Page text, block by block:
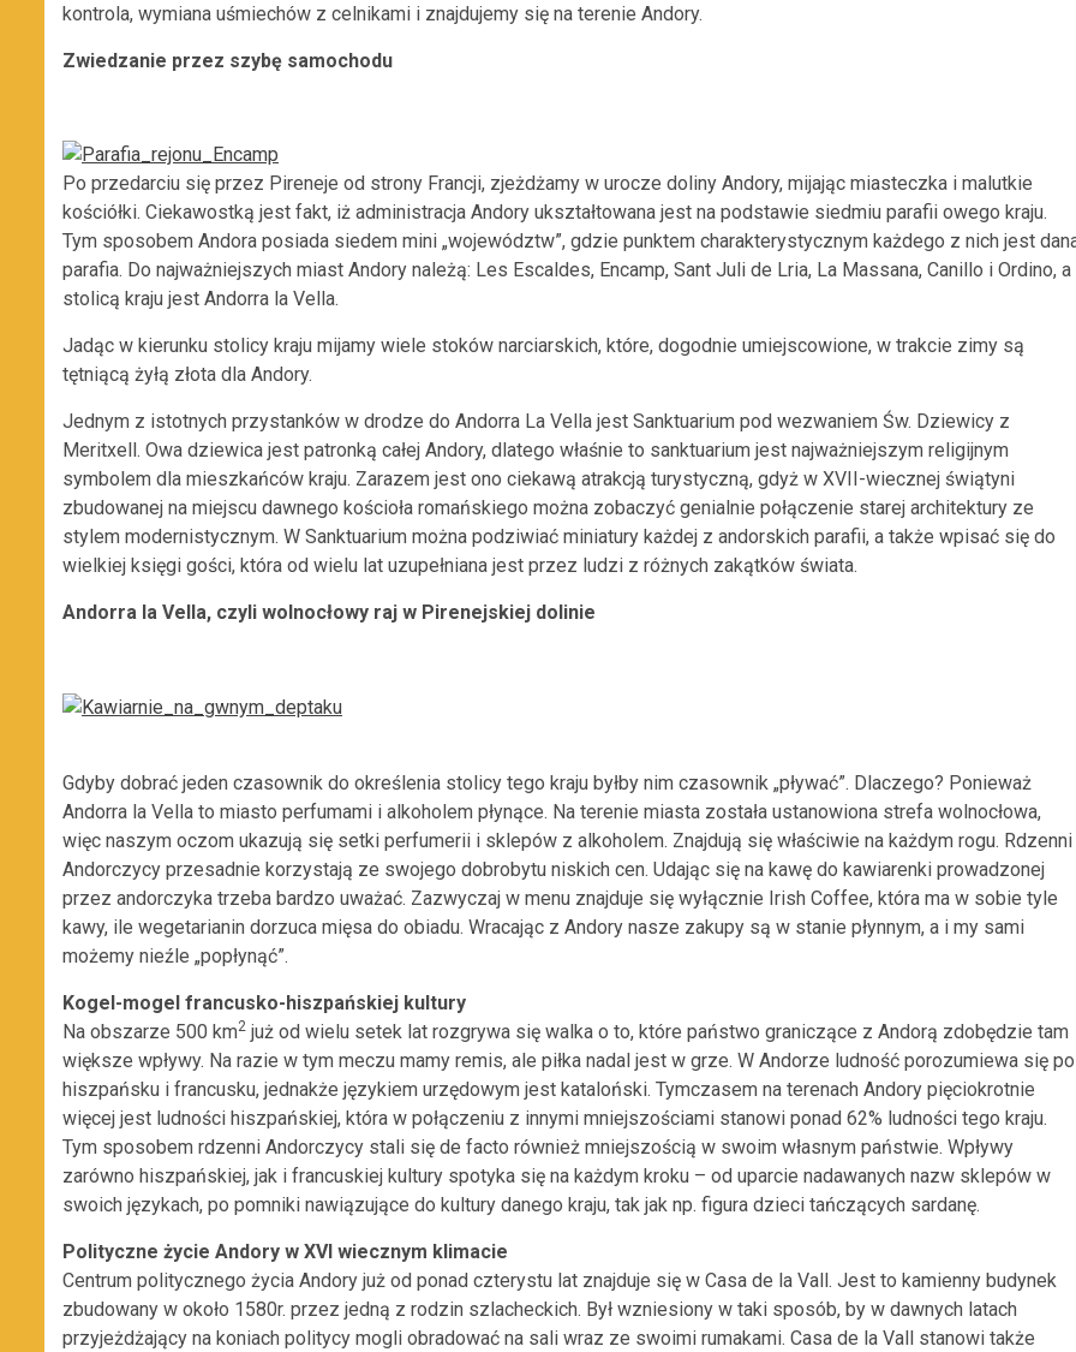
kontrola, wymiana uśmiechów z celnikami i znajdujemy się na terenie Andory.
Zwiedzanie przez szybę samochodu
Po przedarciu się przez Pireneje od strony Francji, zjeżdżamy w urocze doliny Andory, mijając miasteczka i malutkie
kościółki. Ciekawostką jest fakt, iż administracja Andory ukształtowana jest na podstawie siedmiu parafii owego kraju.
Tym sposobem Andora posiada siedem mini „województw”, gdzie punktem charakterystycznym każdego z nich jest
parafia. Do najważniejszych miast Andory należą: Les Escaldes, Encamp, Sant Juli de Lria, La Massana, Canillo i Ordino, a
stolicą kraju jest Andorra la Vella.
Jadąc w kierunku stolicy kraju mijamy wiele stoków narciarskich, które, dogodnie umiejscowione, w trakcie zimy są
tętniącą żyłą złota dla Andory.
Jednym z istotnych przystanków w drodze do Andorra La Vella jest Sanktuarium pod wezwaniem Św. Dziewicy z
Meritxell. Owa dziewica jest patronką całej Andory, dlatego właśnie to sanktuarium jest najważniejszym religijnym
symbolem dla mieszkańców kraju. Zarazem jest ono ciekawą atrakcją turystyczną, gdyż w XVII-wiecznej świątyni
zbudowanej na miejscu dawnego kościoła romańskiego można zobaczyć genialnie połączenie starej architektury ze
stylem modernistycznym. W Sanktuarium można podziwiać miniatury każdej z andorskich parafii, a także wpisać się do
wielkiej księgi gości, która od wielu lat uzupełniana jest przez ludzi z różnych zakątków świata.
Andorra la Vella, czyli wolnocłowy raj w Pirenejskiej dolinie
Gdyby dobrać jeden czasownik do określenia stolicy tego kraju byłby nim czasownik „pływać”. Dlaczego? Ponieważ
Andorra la Vella to miasto perfumami i alkoholem płynące. Na terenie miasta została ustanowiona strefa wolnocłowa,
więc naszym oczom ukazują się setki perfumerii i sklepów z alkoholem. Znajdują się właściwie na każdym rogu. Rdzenni
Andorczycy przesadnie korzystają ze swojego dobrobytu niskich cen. Udając się na kawę do kawiarenki prowadzonej
przez andorczyka trzeba bardzo uważać. Zazwyczaj w menu znajduje się wyłącznie Irish Coffee, która ma w sobie tyle
kawy, ile wegetarianin dorzuca mięsa do obiadu. Wracając z Andory nasze zakupy są w stanie płynnym, a i my sami
możemy nieźle „popłynąć”.
Kogel-mogel francusko-hiszpańskiej kultury
Na obszarze 500 km2 już od wielu setek lat rozgrywa się walka o to, które państwo graniczące z Andorą zdobędzie tam
większe wpływy. Na razie w tym meczu mamy remis, ale piłka nadal jest w grze. W Andorze ludność porozumiewa się po
hiszpańsku i francusku, jednakże językiem urzędowym jest kataloński. Tymczasem na terenach Andory pięciokrotnie
więcej jest ludności hiszpańskiej, która w połączeniu z innymi mniejszościami stanowi ponad 62% ludności tego kraju.
Tym sposobem rdzenni Andorczycy stali się de facto również mniejszością w swoim własnym państwie. Wpływy
zarówno hiszpańskiej, jak i francuskiej kultury spotyka się na każdym kroku – od uparcie nadawanych nazw sklepów w
swoich językach, po pomniki nawiązujące do kultury danego kraju, tak jak np. figura dzieci tańczących sardanę.
Polityczne życie Andory w XVI wiecznym klimacie
Centrum politycznego życia Andory już od ponad czterystu lat znajduje się w Casa de la Vall. Jest to kamienny budynek
zbudowany w około 1580r. przez jedną z rodzin szlacheckich. Był wzniesiony w taki sposób, by w dawnych latach
przyjeżdżający na koniach politycy mogli obradować na sali wraz ze swoimi rumakami. Casa de la Vall stanowi także